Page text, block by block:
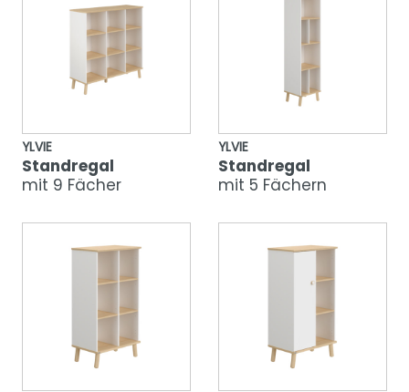
YLVIE
Standregal
mit 9 Fächer
YLVIE
Standregal
mit 5 Fächern